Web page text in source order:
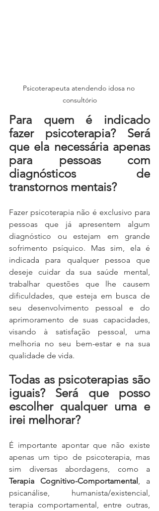
Psicoterapeuta atendendo idosa no
consultório
Para quem é indicado
fazer psicoterapia? Será
que ela necessária apenas
para pessoas com
diagnósticos de
transtornos mentais?
Fazer psicoterapia não é exclusivo para
pessoas que já apresentem algum
diagnóstico ou estejam em grande
sofrimento psíquico. Mas sim, ela é
indicada para qualquer pessoa que
deseje cuidar da sua saúde mental,
trabalhar questões que lhe causem
dificuldades, que esteja em busca de
seu desenvolvimento pessoal e do
aprimoramento de suas capacidades,
visando à satisfação pessoal, uma
melhoria no seu bem-estar e na sua
qualidade de vida.
Todas as psicoterapias são
iguais? Será que posso
escolher qualquer uma e
irei melhorar?
É importante apontar que não existe
apenas um tipo de psicoterapia, mas
Terapia Cognitivo-Comportamental , a
psicanálise, humanista/existencial,
terapia comportamental, entre outras,